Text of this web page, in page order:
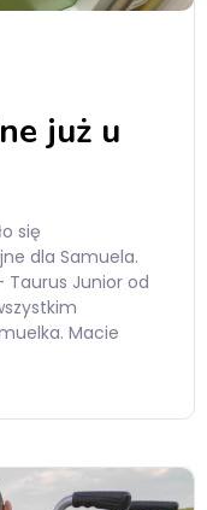
już u
się
dla Samuela.
Taurus Junior od
Macie